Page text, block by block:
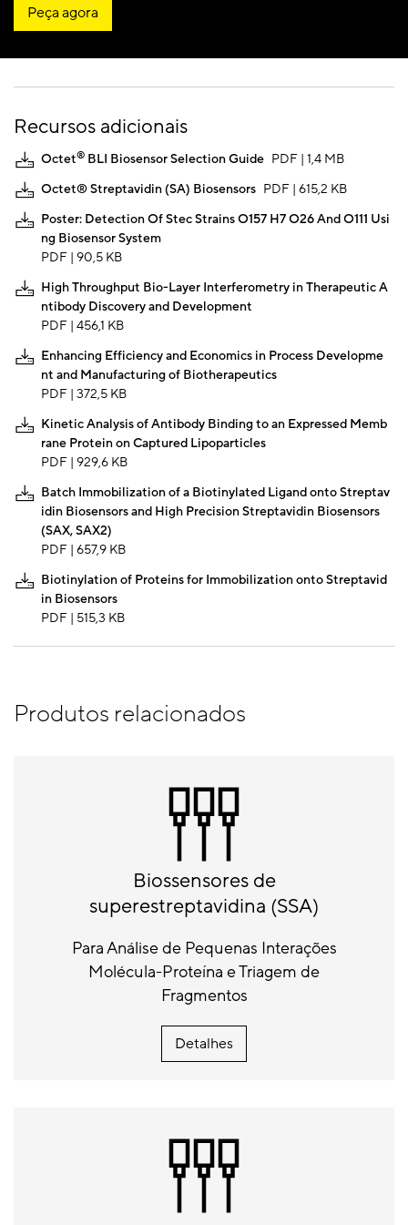
Peça agora
Recursos adicionais
Octet® BLI Biosensor Selection Guide PDF | 1,4 MB
Octet® Streptavidin (SA) Biosensors PDF | 615,2 KB
Poster: Detection Of Stec Strains O157 H7 O26 And O111 Usi
ng Biosensor System
PDF | 90,5 KB
High Throughput Bio-Layer Interferometry in Therapeutic A
ntibody Discovery and Development
PDF | 456,1 KB
Enhancing Efficiency and Economics in Process Developme
nt and Manufacturing of Biotherapeutics
PDF | 372,5 KB
Kinetic Analysis of Antibody Binding to an Expressed Memb
rane Protein on Captured Lipoparticles
PDF | 929,6 KB
Batch Immobilization of a Biotinylated Ligand onto Streptav
idin Biosensors and High Precision Streptavidin Biosensors
(SAX, SAX2)
PDF | 657,9 KB
Biotinylation of Proteins for Immobilization onto Streptavid
in Biosensors
PDF | 515,3 KB
Produtos relacionados
Biossensores de
superestreptavidina (SSA)
Para Análise de Pequenas Interações
Molécula-Proteína e Triagem de
Fragmentos
Detalhes